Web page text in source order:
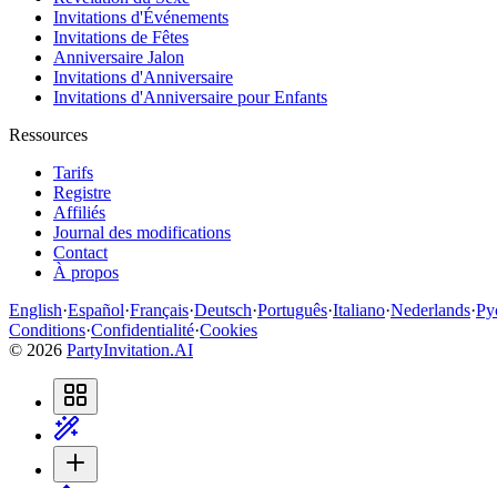
Invitations d'Événements
Invitations de Fêtes
Anniversaire Jalon
Invitations d'Anniversaire
Invitations d'Anniversaire pour Enfants
Ressources
Tarifs
Registre
Affiliés
Journal des modifications
Contact
À propos
English·Español·Français·Deutsch·Português·Italiano·Nederlands·
Conditions·Confidentialité·Cookies
© 2026 PartyInvitation.AI